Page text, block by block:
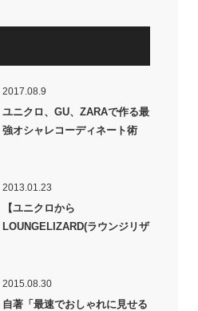
2017.08.9
ユニクロ、GU、ZARAで作る最
強オシャレコーディネート術
2013.01.23
【ユニクロから
LOUNGELIZARD(ラウンジリザ
2015.08.30
自著「最速でおしゃれに見せる